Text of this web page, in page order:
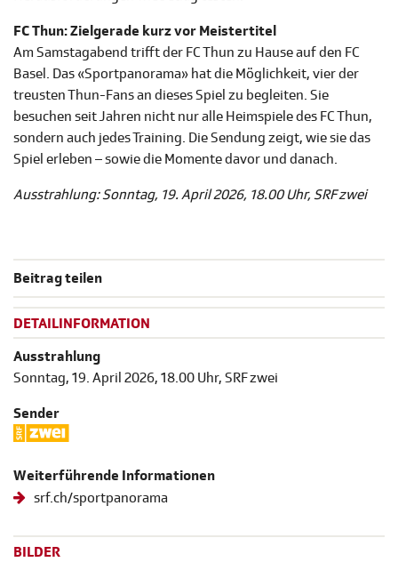
FC Thun: Zielgerade kurz vor Meistertitel
Am Samstagabend trifft der FC Thun zu Hause auf den FC
Basel. Das «Sportpanorama» hat die Möglichkeit, vier der
treusten Thun-Fans an dieses Spiel zu begleiten. Sie
besuchen seit Jahren nicht nur alle Heimspiele des FC Thun,
sondern auch jedes Training. Die Sendung zeigt, wie sie das
Spiel erleben – sowie die Momente davor und danach.
Ausstrahlung: Sonntag, 19. April 2026, 18.00 Uhr, SRF zwei
Beitrag teilen
DETAILINFORMATION
Ausstrahlung
Sonntag, 19. April 2026, 18.00 Uhr, SRF zwei
Sender
Weiterführende Informationen
srf.ch/sportpanorama
BILDER